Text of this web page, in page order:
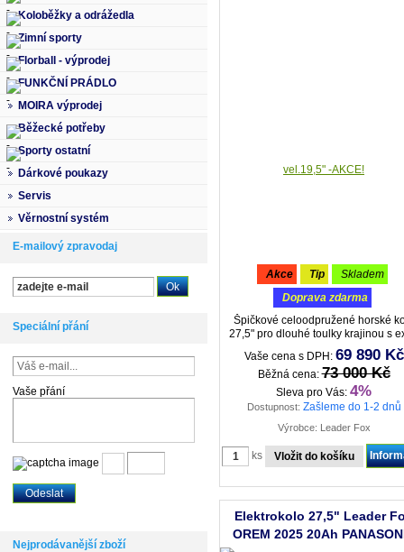
akce tip
skladem
doprava zdarma
Špičkové celoodpružené horské
27,5" pro dlouhé toulky krajinou s
silnou 20Ah Li-Ion baterií, zcela
integrovanou do rámu kola.
Vaše cena s DPH: 69 890 Kč
Běžná cena: 73 000 Kč
Sleva pro Vás: 4%
Dostupnost: Zašleme do 1-2 dnů
Výrobce: Leader Fox
ks
Elektrokolo 27,5" Leader
OREM 2025 20Ah
Koloběžky a odrážedla
Zimní sporty
Florball - výprodej
FUNKČNÍ PRÁDLO
MOIRA výprodej
Běžecké potřeby
Sporty ostatní
Dárkové poukazy
Servis
Věrnostní systém
E-mailový zpravodaj
Speciální přání
Vaše přání
Nejprodávanější zboží